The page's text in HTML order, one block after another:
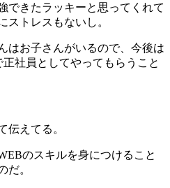
できたラッキーと思ってくれて
ストレスもないし。
はお子さんがいるので、今後は
社員としてやってもらうこと
伝えてる。
のスキルを身につけること
だ。